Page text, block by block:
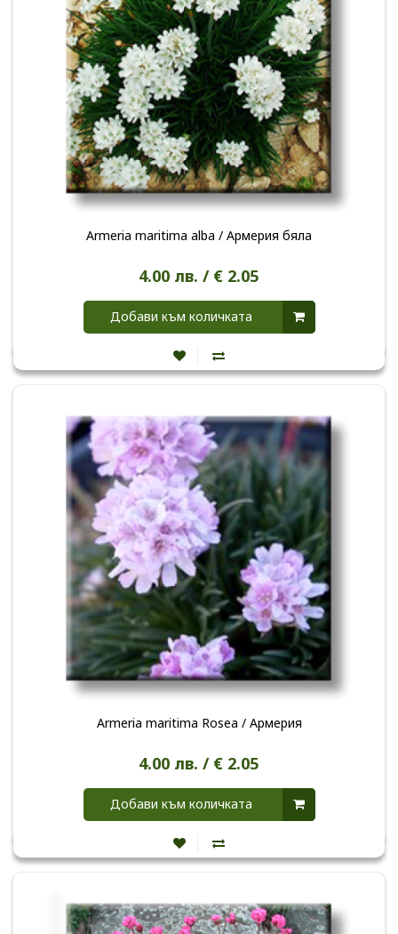
Armeria maritima alba / Армерия бяла
4.00 лв. / € 2.05
Добави към количката
Armeria maritima Rosea / Армерия
4.00 лв. / € 2.05
Добави към количката